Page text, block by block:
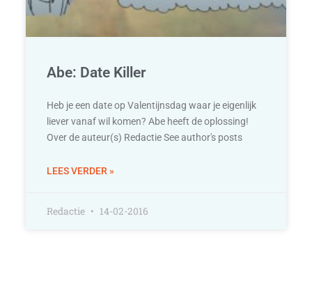
Abe: Date Killer
Heb je een date op Valentijnsdag waar je eigenlijk
liever vanaf wil komen? Abe heeft de oplossing!
Over de auteur(s) Redactie See author's posts
LEES VERDER »
Redactie 14-02-2016